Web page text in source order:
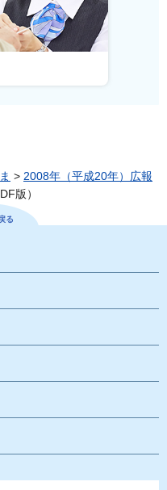
> 2008年（平成20年）広報
版）
る